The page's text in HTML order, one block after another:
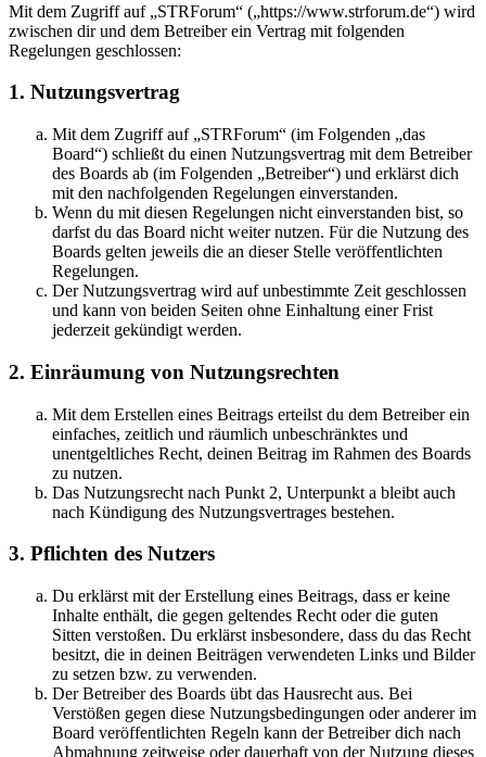
Mit dem Zugriff auf „STRForum“ („https://www.strforum.de“) wird
zwischen dir und dem Betreiber ein Vertrag mit folgenden
Regelungen geschlossen:
1. Nutzungsvertrag
Mit dem Zugriff auf „STRForum“ (im Folgenden „das
Board“) schließt du einen Nutzungsvertrag mit dem Betreiber
des Boards ab (im Folgenden „Betreiber“) und erklärst dich
mit den nachfolgenden Regelungen einverstanden.
Wenn du mit diesen Regelungen nicht einverstanden bist, so
darfst du das Board nicht weiter nutzen. Für die Nutzung des
Boards gelten jeweils die an dieser Stelle veröffentlichten
Regelungen.
Der Nutzungsvertrag wird auf unbestimmte Zeit geschlossen
und kann von beiden Seiten ohne Einhaltung einer Frist
jederzeit gekündigt werden.
2. Einräumung von Nutzungsrechten
Mit dem Erstellen eines Beitrags erteilst du dem Betreiber ein
einfaches, zeitlich und räumlich unbeschränktes und
unentgeltliches Recht, deinen Beitrag im Rahmen des Boards
zu nutzen.
Das Nutzungsrecht nach Punkt 2, Unterpunkt a bleibt auch
nach Kündigung des Nutzungsvertrages bestehen.
3. Pflichten des Nutzers
Du erklärst mit der Erstellung eines Beitrags, dass er keine
Inhalte enthält, die gegen geltendes Recht oder die guten
Sitten verstoßen. Du erklärst insbesondere, dass du das Recht
besitzt, die in deinen Beiträgen verwendeten Links und Bilder
zu setzen bzw. zu verwenden.
Der Betreiber des Boards übt das Hausrecht aus. Bei
Verstößen gegen diese Nutzungsbedingungen oder anderer im
Board veröffentlichten Regeln kann der Betreiber dich nach
Abmahnung zeitweise oder dauerhaft von der Nutzung dieses